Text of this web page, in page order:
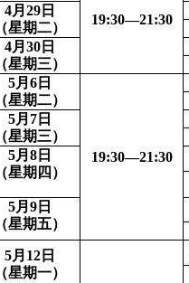
19:30—21:30
4月29日
（星期二）
4月30日
（星期三）
5月6日
（星期二）
19:30—21:30
5月7日
（星期三）
5月8日
（星期四）
5月9日
（星期五）
5月12日
（星期一）